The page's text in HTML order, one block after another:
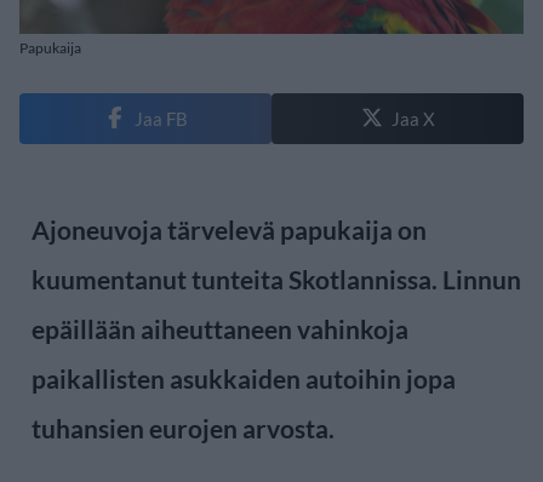
Papukaija
Jaa FB Jaa X
Ajoneuvoja tärvelevä papukaija on
kuumentanut tunteita Skotlannissa. Linnun
epäillään aiheuttaneen vahinkoja
paikallisten asukkaiden autoihin jopa
tuhansien eurojen arvosta.